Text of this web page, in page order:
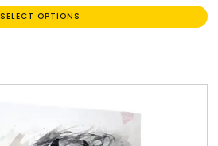
SELECT OPTIONS